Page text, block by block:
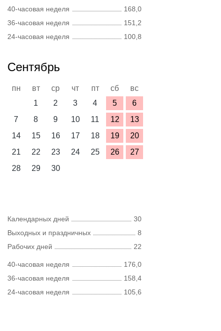
40-часовая неделя
168,0
36-часовая неделя
151,2
24-часовая неделя
100,8
Сентябрь
пн вт ср чт пт сб
вс
1
2 3 4 5
6
7
8 9 10 11 12
13
14
15 16 17 18 19
20
21
22 23 24 25 26
27
28
29 30
Календарных дней
30
Выходных и праздничных
8
Рабочих дней
22
40-часовая неделя
176,0
36-часовая неделя
158,4
24-часовая неделя
105,6